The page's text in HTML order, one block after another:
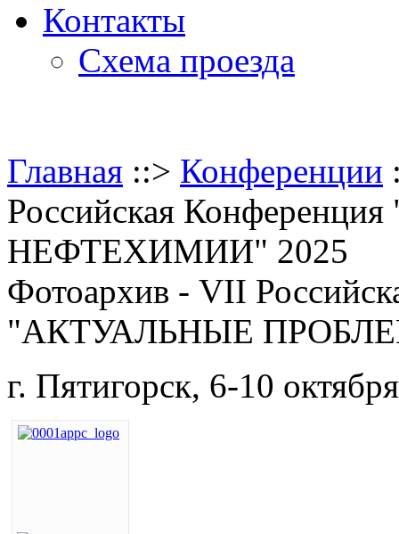
Контакты
Схема проезда
Главная ::> Конференции
Российская
НЕФТЕХИМИИ" 2025
Фотоархив - VII
"АКТУАЛЬНЫЕ
г. Пятигорск, 6-10